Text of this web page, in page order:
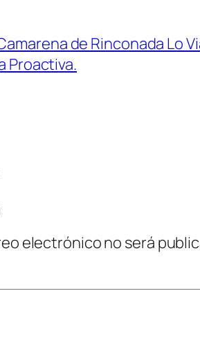
de Rinconada Lo
Proactiva.
electrónico no será